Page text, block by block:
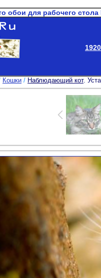
обои для рабочего
Кошки / Наблюдающий кот.